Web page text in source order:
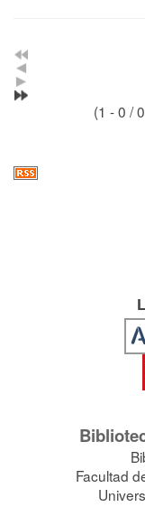
(1 - 0 /
Facultad